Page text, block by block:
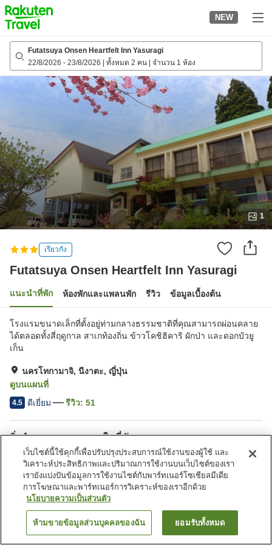
to
top
page
NEW
Futatsuya Onsen Heartfelt Inn Yasuragi
22/8/2026 - 23/8/2026 ทั้งหมด 2 คน จำนวน 1 ห้อง
1
เรียวกัง
Futatsuya Onsen Heartfelt Inn Yasuragi
แนะนำที่พัก ห้องพักและแพลนพัก รีวิว ข้อมูลเบื้องต้น
โรงแรมขนาดเล็กที่ตั้งอยู่ท่ามกลางธรรมชาติที่คุณสามารถผ่อนคลาย
ได้ตลอดทั้งสี่ฤดูกาล สาเกท้องถิ่น ข้าวโคชิฮิคาริ ผักป่า และดอกบัวยู
เก็น
นครโทกามาจิ, นีงาตะ, ญี่ปุ่น
ดูบนแผนที่
4.5 ดีเยี่ยม รีวิว: 51
สิ่งอำนวยความสะดวกในที่พัก
ที่จอดรถ
ตู้จำหน่ายอัตโนมัติ
ห้องจัดเลี้ยง
ห้องอาบน้ำใหญ่ (มีบ่อน้ำพุ
ร้อน)
หน้าแรก ญี่ปุ่น นีงาตะ
นครโทกามาจิ
Futatsuya Onsen Heartfelt Inn Yasuragi
ค้นหาห้องพัก
เว็บไซต์นี้ใช้คุกกี้เพื่อปรับปรุงประสบการณ์ใช้งานของผู้ใช้ และ
วิเคราะห์ประสิทธิภาพและปริมาณการใช้งานบนเว็บไซต์ของเรา
เรายังแบ่งปันข้อมูลการใช้งานไซต์กับพาร์ทเนอร์โซเชียลมีเดีย
การโฆษณาและพาร์ทเนอร์การวิเคราะห์ของเราอีกด้วย
นโยบายความเป็นส่วนตัว
ห้ามขายข้อมูลส่วนบุคคลของฉัน ยอมรับทั้งหมด